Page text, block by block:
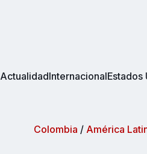
ActualidadInternacionalEstados
Colombia / América